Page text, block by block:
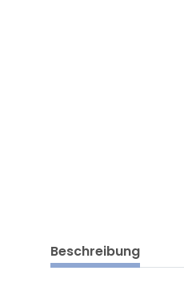
Beschreibung